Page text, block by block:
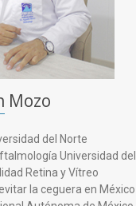
Mozo
del Norte
Universidad del
Retina y Vítreo
la ceguera en México